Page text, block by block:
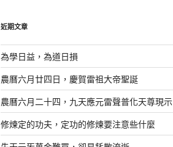
字:
近期文章
為學日益，為道日損
農曆六月廿四日，慶賀雷祖大帝聖誕
農曆六月二十四，九天應元雷聲普化天尊現示
修煉定的功夫，定功的修煉要注意些什麼